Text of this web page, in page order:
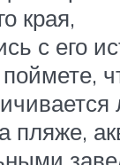
края,
с его
пляже,